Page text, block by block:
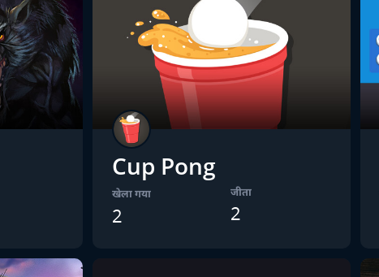
Cup Pong
खेला गया
2
जीता
2